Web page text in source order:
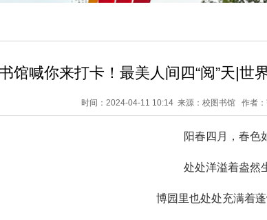
馆喊你来打卡！最美人间四“阅”天|世
时间：2024-04-11 10:14 来源：校图书馆 作者：
阳春四月，春色
处处洋溢着盎然
博园里也处处充满着